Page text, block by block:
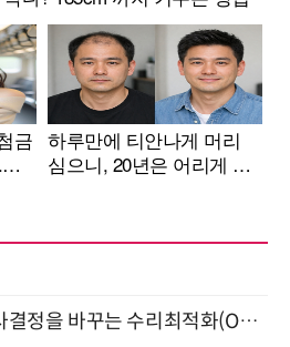
[올쇼TV] AI 시대의 의사결정을 바꾸는 수리최적화(Optimization) 소개 (8/20 생방송)